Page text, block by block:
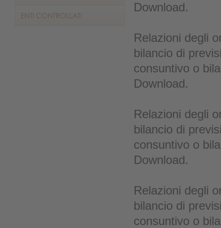
Download.
Relazioni degli
bilancio di
consuntivo o
Download.
Relazioni degli
bilancio di
consuntivo o
Download.
Relazioni degli
bilancio di
consuntivo o